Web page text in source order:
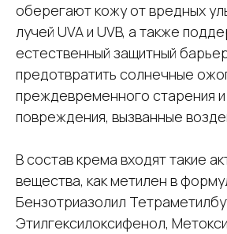
оберегают кожу от вредных
лучей UVA и UVB, а также
естественный защитный
предотвратить солнечные
преждевременного старения и
повреждения, вызванные
В состав крема входят такие
вещества, как метилен в
Бензотриазолил
Этилгексилоксифенол,